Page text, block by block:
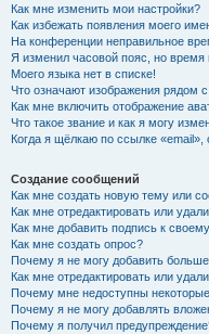
Как мне изменить мои настройки?
Как избежать появления моего
На конференции неправильное
Я изменил часовой пояс, но время
Моего языка нет в списке!
Что означают изображения рядом
Как мне включить отображение
Что такое звание и как я могу
Когда я щёлкаю по ссылке
Создание сообщений
Как мне создать новую тему или
Как мне отредактировать или
Как мне добавить подпись к
Как мне создать опрос?
Почему я не могу добавить больше
Как мне отредактировать или
Почему мне недоступны
Почему я не могу добавлять
Почему я получил